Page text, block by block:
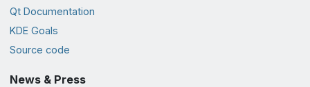
Qt Documentation
KDE Goals
Source code
News & Press